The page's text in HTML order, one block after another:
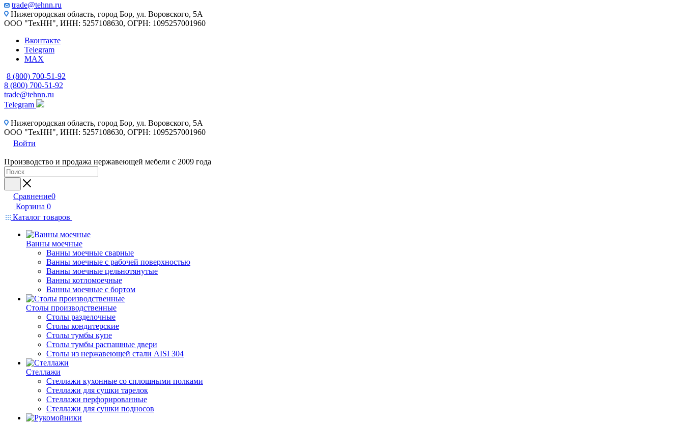
trade@tehnn.ru
Нижегородская область, город Бор, ул. Воровского, 5А
ООО "ТехНН", ИНН: 5257108630, ОГРН: 1095257001960
Вконтакте
Telegram
MAX
8 (800) 700-51-92
8 (800) 700-51-92
trade@tehnn.ru
Telegram
Нижегородская область, город Бор, ул. Воровского, 5А
ООО "ТехНН", ИНН: 5257108630, ОГРН: 1095257001960
Войти
Производство и продажа нержавеющей мебели с 2009 года
Сравнение0
Корзина 0
Каталог товаров
Ванны моечные
Ванны моечные сварные
Ванны моечные с рабочей поверхностью
Ванны моечные цельнотянутые
Ванны котломоечные
Ванны моечные с бортом
Столы производственные
Столы разделочные
Столы кондитерские
Столы тумбы купе
Столы тумбы распашные двери
Столы из нержавеющей стали AISI 304
Стеллажи
Стеллажи кухонные со сплошными полками
Стеллажи для сушки тарелок
Стеллажи перфорированные
Стеллажи для сушки подносов